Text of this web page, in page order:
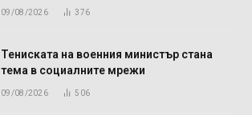
09/08/2026 376
Тениската на военния министър стана
тема в социалните мрежи
09/08/2026 506